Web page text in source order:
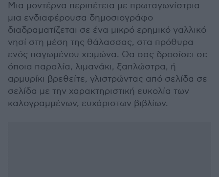
Μια μοντέρνα περιπέτεια με πρωταγωνίστρια
μια ενδιαφέρουσα δημοσιογράφο
διαδραματίζεται σε ένα μικρό ερημικό γαλλικό
νησί στη μέση της θάλασσας, στα πρόθυρα
ενός παγωμένου χειμώνα. Θα σας δροσίσει σε
όποια παραλία, λιμανάκι, ξαπλώστρα, ή
αρμυρίκι βρεθείτε, γλιστρώντας από σελίδα σε
σελίδα με την χαρακτηριστική ευκολία των
καλογραμμένων, ευχάριστων βιβλίων.